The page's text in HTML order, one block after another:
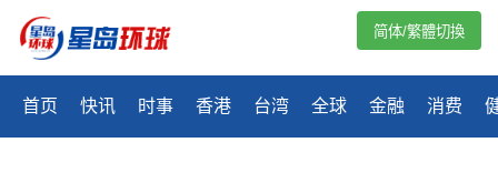
首页 快讯 时事 香港 台湾 全球 金融 消费
简体/繁體切換